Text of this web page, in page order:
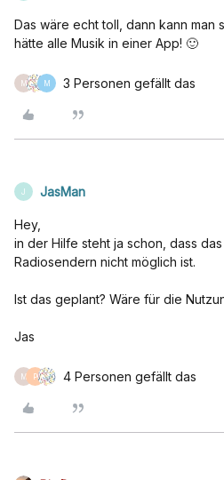
Das wäre echt toll, dann kann man
hätte alle Musik in einer App! 🙂
M M 3 Personen gefällt das
J JasMan
Hey,
in der Hilfe steht ja schon, dass
Radiosendern nicht möglich ist.
Ist das geplant? Wäre für die
Jas
M P 4 Personen gefällt das